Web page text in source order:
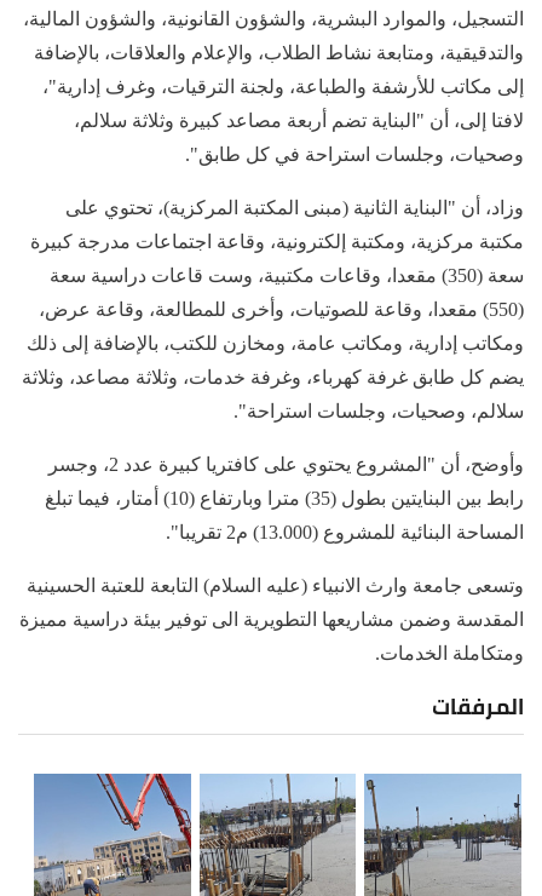
التسجيل، والموارد البشرية، والشؤون القانونية، والشؤون المالية،
والتدقيقية، ومتابعة نشاط الطلاب، والإعلام والعلاقات، بالإضافة
إلى مكاتب للأرشفة والطباعة، ولجنة الترقيات، وغرف إدارية"،
لافتا إلى، أن "البناية تضم أربعة مصاعد كبيرة وثلاثة سلالم،
وصحيات، وجلسات استراحة في كل طابق".
وزاد، أن "البناية الثانية (مبنى المكتبة المركزية)، تحتوي على
مكتبة مركزية، ومكتبة إلكترونية، وقاعة اجتماعات مدرجة كبيرة
سعة (350) مقعدا، وقاعات مكتبية، وست قاعات دراسية سعة
(550) مقعدا، وقاعة للصوتيات، وأخرى للمطالعة، وقاعة عرض،
ومكاتب إدارية، ومكاتب عامة، ومخازن للكتب، بالإضافة إلى ذلك
يضم كل طابق غرفة كهرباء، وغرفة خدمات، وثلاثة مصاعد، وثلاثة
سلالم، وصحيات، وجلسات استراحة".
وأوضح، أن "المشروع يحتوي على كافتريا كبيرة عدد 2، وجسر
رابط بين البنايتين بطول (35) مترا وبارتفاع (10) أمتار، فيما تبلغ
المساحة البنائية للمشروع (13.000) م2 تقريبا".
وتسعى جامعة وارث الانبياء (عليه السلام) التابعة للعتبة الحسينية
المقدسة وضمن مشاريعها التطويرية الى توفير بيئة دراسية مميزة
ومتكاملة الخدمات.
المرفقات